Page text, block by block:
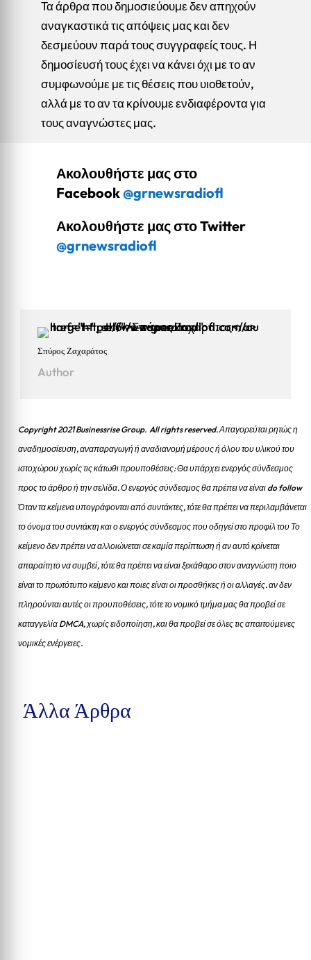
Τα άρθρα που δημοσιεύουμε δεν απηχούν
αναγκαστικά τις απόψεις μας και δεν
δεσμεύουν παρά τους συγγραφείς τους. Η
δημοσίευσή τους έχει να κάνει όχι με το αν
συμφωνούμε με τις θέσεις που υιοθετούν,
αλλά με το αν τα κρίνουμε ενδιαφέροντα για
τους αναγνώστες μας.
Ακολουθήστε μας στο
Facebook@grnewsradiofl
Ακολουθήστε μας στο Twitter
@grnewsradiofl
Σπύρος Ζαχαράτος
Author
Copyright 2021 Businessrise Group. All rights reserved. Απαγορεύται ρητώς η
αναδημοσίευση, αναπαραγωγή ή αναδιανομή μέρους ή όλου του υλικού του
ιστοχώρου χωρίς τις κάτωθι προυποθέσεις: Θα υπάρχει ενεργός σύνδεσμος
προς το άρθρο ή την σελίδα.Ο ενεργός σύνδεσμος θα πρέπει να είναι do follow
Όταν τα κείμενα υπογράφονται από συντάκτες, τότε θα πρέπει να περιλαμβάνεται
το όνομα του συντάκτη και ο ενεργός σύνδεσμος που οδηγεί στο προφίλ του Το
κείμενο δεν πρέπει να αλλοιώνεται σε καμία περίπτωση ή αν αυτό κρίνεται
απαραίτητο να συμβεί, τότε θα πρέπει να είναι ξεκάθαρο στον αναγνώστη ποιο
είναι το πρωτότυπο κείμενο και ποιες είναι οι προσθήκες ή οι αλλαγές. αν δεν
πληρούνται αυτές οι προυποθέσεις, τότε το νομικό τμήμα μας θα προβεί σε
καταγγελία DMCA, χωρίς ειδοποίηση, και θα προβεί σε όλες τις απαιτούμενες
νομικές ενέργειες.
Άλλα Άρθρα